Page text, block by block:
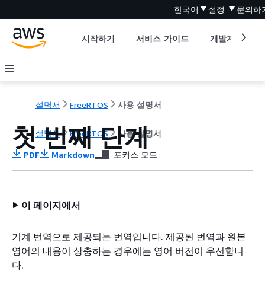
한국어 설정 문의하
시작하기 서비스 가이드 개발자 도구
설명서 FreeRTOS 사용 설명서
설명서 FreeRTOS 사용 설명서
첫 번째 단계
PDF Markdown 포커스 모드
이 페이지에서
기계 번역으로 제공되는 번역입니다. 제공된 번역과 원본
영어의 내용이 상충하는 경우에는 영어 버전이 우선합니
다.